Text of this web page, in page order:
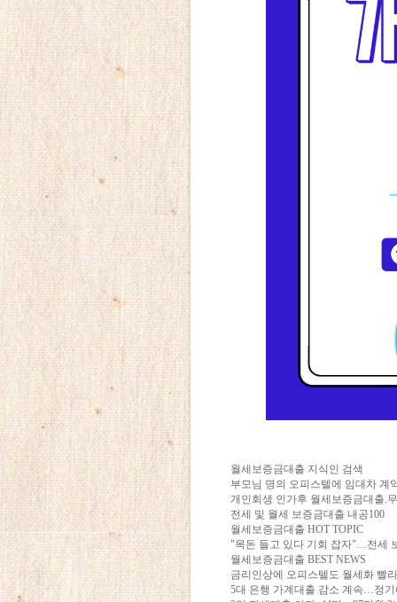
월세보증금대출 지식인 검색
부모님 명의 오피스텔에 임대차 계
개인회생 인가후 월세보증금대출.
전세 및 월세 보증금대출 내공100
월세보증금대출 HOT TOPIC
"목돈 들고 있다 기회 잡자"…전세
월세보증금대출 BEST NEWS
금리인상에 오피스텔도 월세화 빨
5대 은행 가계대출 감소 계속…정기